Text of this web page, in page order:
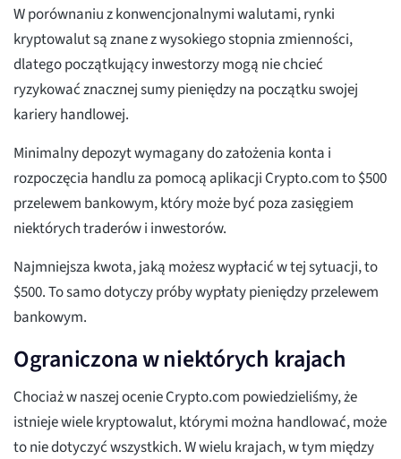
W porównaniu z konwencjonalnymi walutami, rynki
kryptowalut są znane z wysokiego stopnia zmienności,
dlatego początkujący inwestorzy mogą nie chcieć
ryzykować znacznej sumy pieniędzy na początku swojej
kariery handlowej.
Minimalny depozyt wymagany do założenia konta i
rozpoczęcia handlu za pomocą aplikacji Crypto.com to $500
przelewem bankowym, który może być poza zasięgiem
niektórych traderów i inwestorów.
Najmniejsza kwota, jaką możesz wypłacić w tej sytuacji, to
$500. To samo dotyczy próby wypłaty pieniędzy przelewem
bankowym.
Ograniczona w niektórych krajach
Chociaż w naszej ocenie Crypto.com powiedzieliśmy, że
istnieje wiele kryptowalut, którymi można handlować, może
to nie dotyczyć wszystkich. W wielu krajach, w tym między